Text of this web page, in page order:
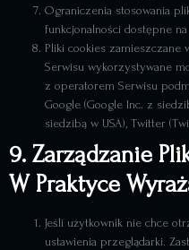
Ograniczenia stosowania
funkcjonalności dostępne
Pliki cookies zamieszczane
Serwisu wykorzystywane
z operatorem Serwisu
Google (Google Inc. z
siedzibą w USA), Twitter
9. Zarządzanie
W Praktyce
Jeśli użytkownik nie chce
ustawienia przeglądarki.